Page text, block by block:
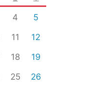
4
5
11
12
18
19
25
26